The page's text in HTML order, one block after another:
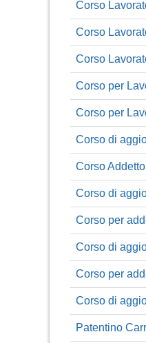
Corso
Corso
Corso
Corso per
Corso per
Corso di
Corso
Corso di
Corso per
Corso di
Corso per
Corso di
Patentino